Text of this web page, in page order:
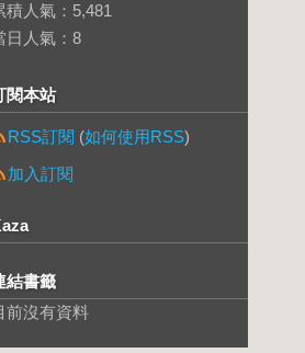
積人氣： 5,481
日人氣： 8
閱本站
RSS訂閱 (如何使用RSS)
加入訂閱
結書籤
前沒有資料